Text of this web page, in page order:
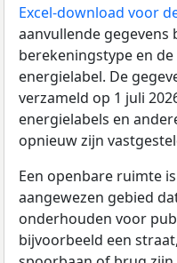
Excel-download voor
aanvullende gegevens
berekeningstype en
energielabel. De
verzameld op 1 juli
energielabels en
opnieuw zijn
Een openbare ruimte
aangewezen gebied
onderhouden voor
bijvoorbeeld een